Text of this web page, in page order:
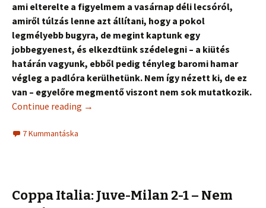
ami elterelte a figyelmem a vasárnap déli lecsóról,
amiről túlzás lenne azt állítani, hogy a pokol
legmélyebb bugyra, de megint kaptunk egy
jobbegyenest, és elkezdtünk szédelegni – a kiütés
határán vagyunk, ebből pedig tényleg baromi hamar
végleg a padlóra kerülhetünk. Nem így nézett ki, de ez
van – egyelőre megmentő viszont nem sok mutatkozik.
Continue reading →
7 Kummantáska
Coppa Italia: Juve-Milan 2-1 – Nem